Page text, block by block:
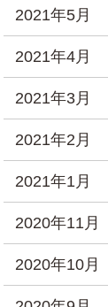
2021年5月
2021年4月
2021年3月
2021年2月
2021年1月
2020年11月
2020年10月